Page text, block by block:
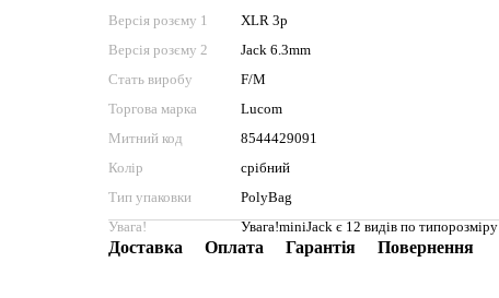
Версія розєму 1
XLR 3p
Версія розєму 2
Jack 6.3mm
Стать виробу
F/M
Торгова марка
Lucom
Митний код
8544429091
Колір
срібний
Тип упаковки
PolyBag
Увага!
Увага!miniJack є 12 видів по типорозміру
Доставка Оплата Гарантія Повернення